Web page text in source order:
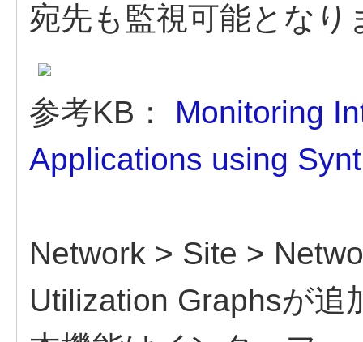
宛先も監視可能となり
参考KB： Monitoring
Applications using
Network > Site >
Utilization Graphsが追